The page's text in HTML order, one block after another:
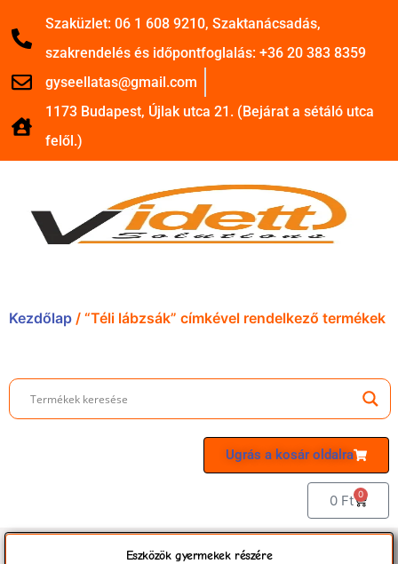
Szaküzlet: 06 1 608 9210, Szaktanácsadás,
szakrendelés és időpontfoglalás: +36 20 383 8359
gyseellatas@gmail.com
1173 Budapest, Újlak utca 21. (Bejárat a sétáló utca
felől.)
Kezdőlap / “Téli lábzsák” címkével rendelkező termékek
Ugrás a kosár oldalra
0 Ft 0
Eszközök gyermekek részére